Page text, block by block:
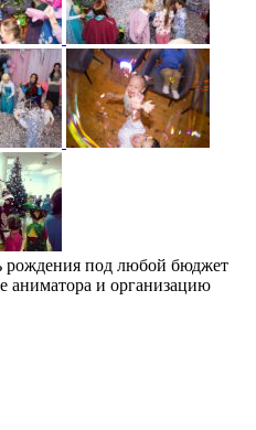
рождения под любой бюджет
аниматора и организацию